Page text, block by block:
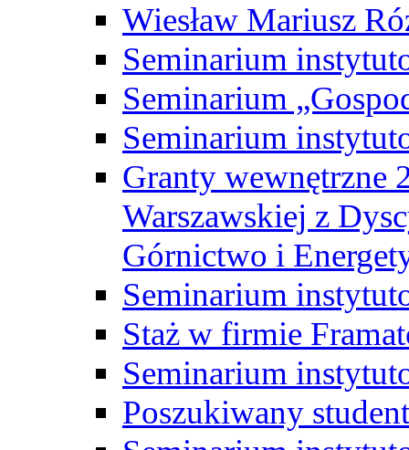
Wiesław Mariusz
Seminarium
Seminarium
Seminarium
Granty wewnętrzne
Warszawskiej z
Górnictwo i
Seminarium
Staż w firmie
Seminarium
Poszukiwany